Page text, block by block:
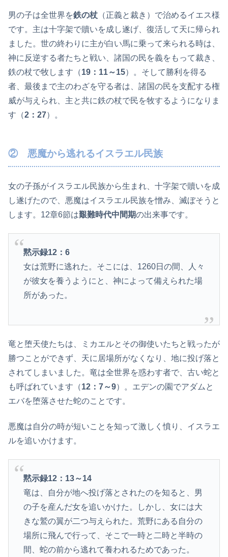
男の子は全世界を鉄の杖 （正義と裁き）で治めるイエス様
です。主は十字架で贖いを成し遂げ、復活して天に帰られ
ました。世の終わりに主が白い馬に乗って来られる時は、
神に反逆する者たちと戦い、諸国の民を義をもって裁き、
鉄の杖で牧します（19：11～15）。そして勝利を得る
者、最後まで主のわざを守る者は、諸国の民を支配する権
威が与えられ、主と共に鉄の杖で民を牧するようになりま
す（2：27）。
② 悪魔から逃れるイスラエル民族
女の子孫がイスラエル民族から生まれ、十字架で贖いを成
し遂げたので、悪魔はイスラエル民族を憎み、滅ぼそうと
します。12章6節は艱難時代中間期の出来事です。
黙示録12：6
女は荒野に逃れた。そこには、1260日の間、人々
が彼女を養うようにと、神によって備えられた場
所があった。
竜と堕天使たちは、ミカエルとその御使いたちと戦ったが
勝つことができず、天に居場所がなくなり、地に投げ落と
されてしまいました。竜は全世界を惑わす者で、古い蛇と
も呼ばれています（12：7～9）。エデンの園でアダムと
エバを堕落させた蛇のことです。
悪魔は自分の時が短いことを知って激しく憤り、イスラエ
ルを追いかけます。
黙示録12：13～14
竜は、自分が地へ投げ落とされたのを知ると、男
の子を産んだ女を追いかけた。しかし、女には大
きな鷲の翼が二つ与えられた。荒野にある自分の
場所に飛んで行って、そこで一時と二時と半時の
間、蛇の前から逃れて養われるためであった。